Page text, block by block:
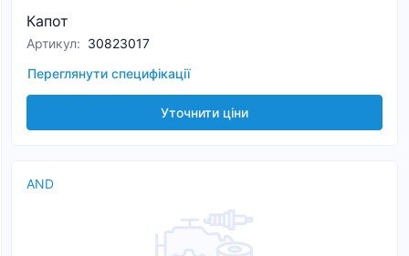
Капот
Артикул: 30823017
Переглянути специфікації
Уточнити ціни
AND